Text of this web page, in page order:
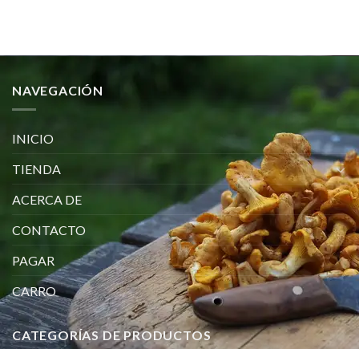
NAVEGACIÓN
INICIO
TIENDA
ACERCA DE
CONTACTO
PAGAR
CARRO
CATEGORÍAS DE PRODUCTOS